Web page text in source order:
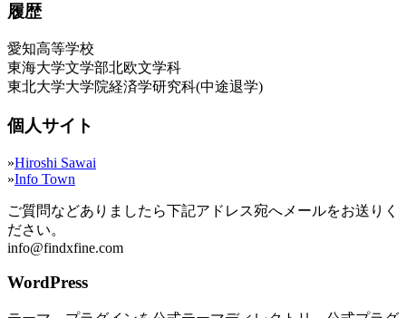
履歴
愛知高等学校
東海大学文学部北欧文学科
東北大学大学院経済学研究科(中途退学)
個人サイト
»Hiroshi Sawai
»Info Town
ご質問などありましたら下記アドレス宛へメールをお送りく
ださい。
info@findxfine.com
WordPress